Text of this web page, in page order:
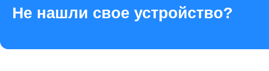
Не нашли свое устройство?